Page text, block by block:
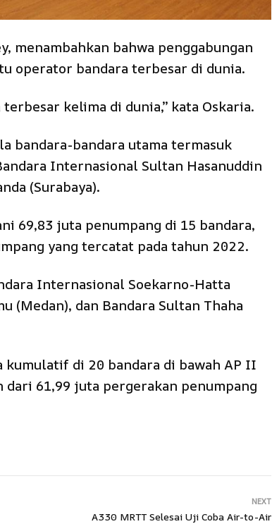
menambahkan bahwa penggabungan
operator bandara terbesar di dunia.
kelima di dunia,” kata Oskaria.
bandara-bandara utama termasuk
Internasional Sultan Hasanuddin
(Surabaya).
69,83 juta penumpang di 15 bandara,
yang tercatat pada tahun 2022.
Internasional Soekarno-Hatta
(Medan), dan Bandara Sultan Thaha
kumulatif di 20 bandara di bawah AP II
61,99 juta pergerakan penumpang
NEXT
A330 MRTT Selesai Uji Coba Air-to-Air